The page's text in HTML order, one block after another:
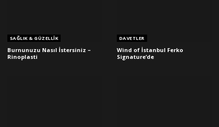
SAĞLIK & GÜZELLIK
Burnunuzu Nasıl İstersiniz –
Rinoplasti
DAVETLER
Wind of İstanbul Ferko
Signature’de